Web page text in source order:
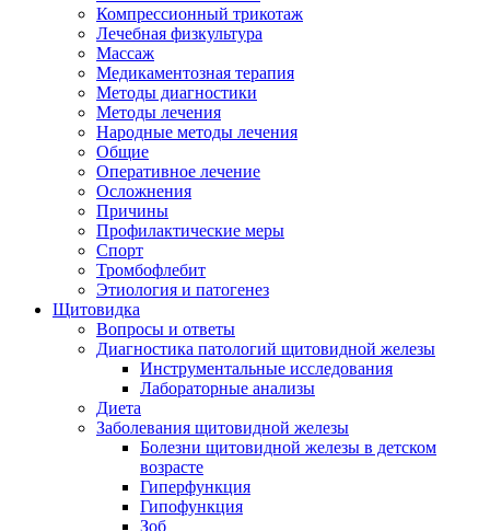
Компрессионный трикотаж
Лечебная физкультура
Массаж
Медикаментозная терапия
Методы диагностики
Методы лечения
Народные методы лечения
Общие
Оперативное лечение
Осложнения
Причины
Профилактические меры
Спорт
Тромбофлебит
Этиология и патогенез
Щитовидка
Вопросы и ответы
Диагностика патологий щитовидной железы
Инструментальные исследования
Лабораторные анализы
Диета
Заболевания щитовидной железы
Болезни щитовидной железы в детском
возрасте
Гиперфункция
Гипофункция
Зоб